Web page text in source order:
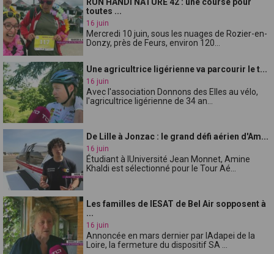
toutes ...
16 juin
Mercredi 10 juin, sous les nuages de Rozier-en-
Donzy, près de Feurs, environ 120...
Une agricultrice ligérienne va parcourir le t...
16 juin
Avec l'association Donnons des Elles au vélo,
l'agricultrice ligérienne de 34 an...
De Lille à Jonzac : le grand défi aérien d'Am...
16 juin
Étudiant à lUniversité Jean Monnet, Amine
Khaldi est sélectionné pour le Tour Aé...
Les familles de lESAT de Bel Air sopposent à
...
16 juin
Annoncée en mars dernier par lAdapei de la
Loire, la fermeture du dispositif SA ...